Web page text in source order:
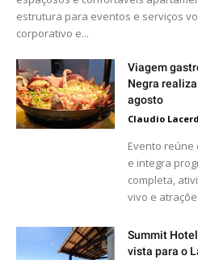
estrutura para eventos e serviços
corporativo e...
Viagem
Negra
agosto
Claudio
Evento reúne
e integra
completa,
vivo e
Summit
vista para o